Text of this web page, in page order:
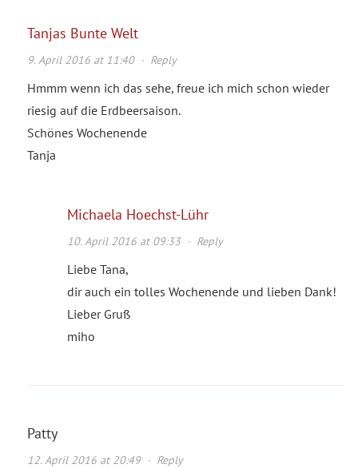
Tanjas Bunte Welt
9. April 2016 at 11:40· Reply
Hmmm wenn ich das sehe, freue ich mich schon wieder
riesig auf die Erdbeersaison.
Schönes Wochenende
Tanja
Michaela Hoechst-Lühr
10. April 2016 at 09:33· Reply
Liebe Tana,
dir auch ein tolles Wochenende und lieben Dank!
Lieber Gruß
miho
Patty
12. April 2016 at 20:49· Reply